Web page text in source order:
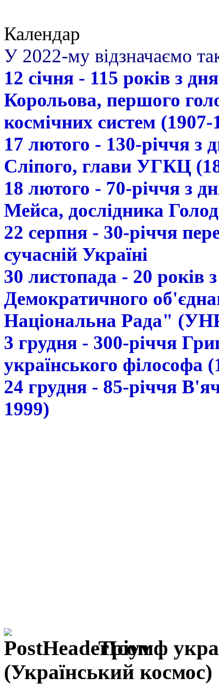
Календар
У 2022-му відзначаємо
12 січня - 115 років з
Корольова, першого
космічних систем (1907-
17 лютого - 130-річчя з
Сліпого, глави УГКЦ
18 лютого - 70-річчя з
Мейса, дослідника
22 серпня - 30-річчя
сучасній Україні
30 листопада - 20 років
Демократичного
Національна Рада"
3 грудня - 300-річчя
українського філософа
24 грудня - 85-річчя
1999)
Тріумф
(Український космос)